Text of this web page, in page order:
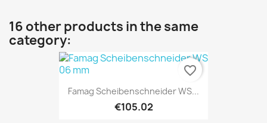
16 other products in the same
category:
Famag Scheibenschneider WS...
€105.02
favorite_border